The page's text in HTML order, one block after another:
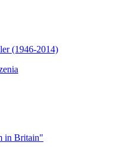
(1946-2014)
in Britain"